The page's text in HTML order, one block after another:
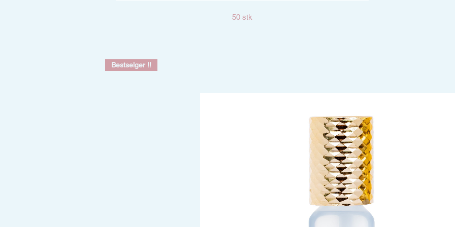
50 stk
Bestselger !!